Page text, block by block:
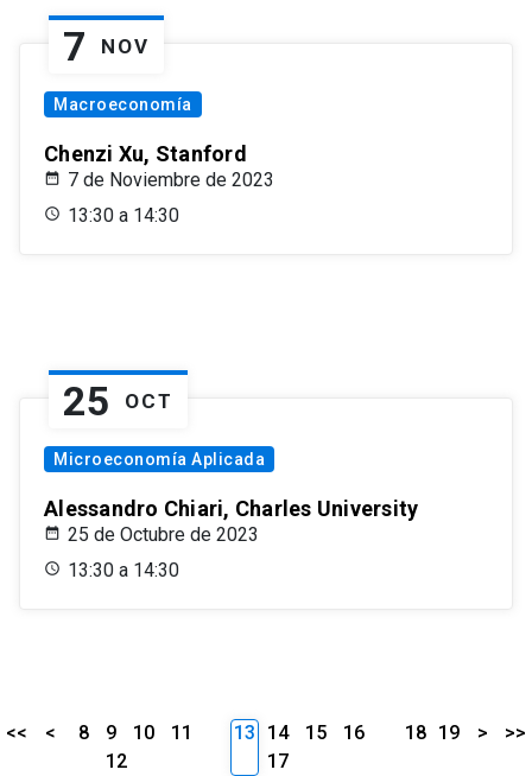
7 NOV
Macroeconomía
Chenzi Xu, Stanford
7 de Noviembre de 2023
13:30 a 14:30
25 OCT
Microeconomía Aplicada
Alessandro Chiari, Charles University
25 de Octubre de 2023
13:30 a 14:30
<< < 8 9 10
11
12
13 14 15
16
17
18 19 > >>